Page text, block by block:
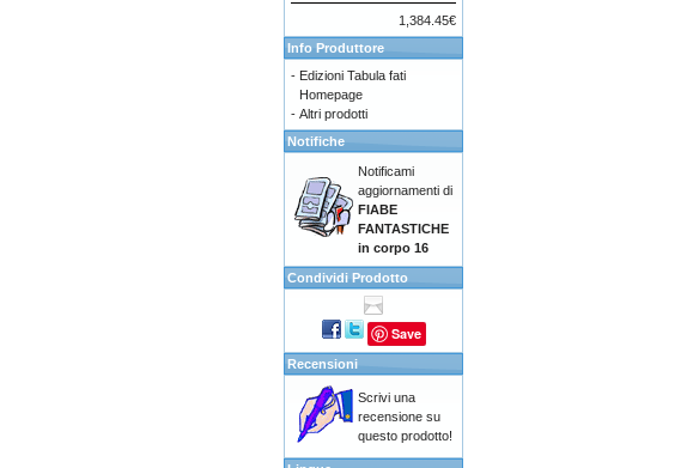
1,384.45€
Info Produttore
- Edizioni Tabula fati
Homepage
- Altri prodotti
Notifiche
Notificami
aggiornamenti di
FIABE
FANTASTICHE
in corpo 16
Condividi Prodotto
Save
Recensioni
Scrivi una
recensione su
questo prodotto!